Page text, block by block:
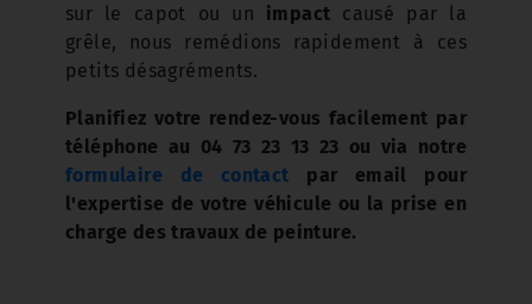
sur le capot ou un impact causé par la
grêle, nous remédions rapidement à ces
petits désagréments.
Planifiez votre rendez-vous facilement par
téléphone au 04 73 23 13 23 ou via notre
formulaire de contact par email pour
l'expertise de votre véhicule ou la prise en
charge des travaux de peinture.